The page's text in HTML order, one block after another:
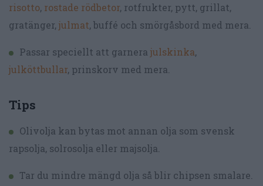
risotto, rostade rödbetor, rotfrukter, pytt, grillat,
gratänger, julmat, buffé och smörgåsbord med mera.
Passar speciellt att garnera julskinka,
julköttbullar, prinskorv med mera.
Tips
Olivolja kan bytas mot annan olja som svensk
rapsolja, solrosolja eller majsolja.
Tar du mindre mängd olja så blir chipsen smalare.